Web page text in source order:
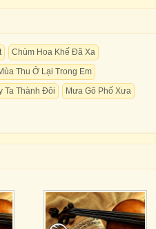
Chùm Hoa Khế Đã Xa
Thu Ở Lại Trong Em
Ta Thành Đôi
Mưa Gõ Phố Xưa